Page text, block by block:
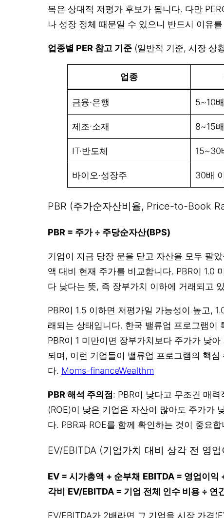
목은 상대적 저평가 후보가 됩니다. 다만
나 성장 정체 때문일 수 있으니 반드시 이유
업종별 PER 참고 기준 (일반적 기준, 시장 상
업종
금융·은행 5~10배
제조·소재 8~15배
IT·반도체 15~30
바이오·성장주 30배
PBR (주가순자산비율, Price-to-Book
PBR = 주가 ÷ 주당순자산(BPS)
기업이 지금 당장 문을 닫고 자산을 모두 팔
액 대비 현재 주가를 비교합니다. PBR이 1.0
다 낮다는 뜻, 즉 장부가치 이하에 거래되고
PBR이 1.5 이하면 저평가일 가능성이 높고,
래되는 상태입니다. 한국 밸류업 프로그램이
PBR이 1 미만이면 장부가치보다 주가가 낮
되며, 이런 기업들이 밸류업 프로그램의 핵
다. Moms-financeWealthm
PBR 해석 주의점: PBR이 낮다고 무조건 매
(ROE)이 낮은 기업은 자산이 많아도 주가가
다. PBR과 ROE를 함께 확인하는 것이 중요합
EV/EBITDA (기업가치 대비 상각 전 영업
EV = 시가총액 + 순부채 EBITDA = 영업이익
각비 EV/EBITDA = 기업 전체 인수 비용 ÷ 연
EV/EBITDA가 2배라면 그 기업을 시장 가격